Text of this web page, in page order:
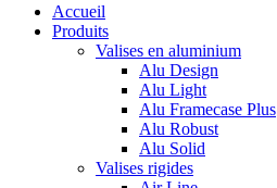
Accueil
Produits
Valises en aluminium
Alu Design
Alu Light
Alu Framecase Plus
Alu Robust
Alu Solid
Valises rigides